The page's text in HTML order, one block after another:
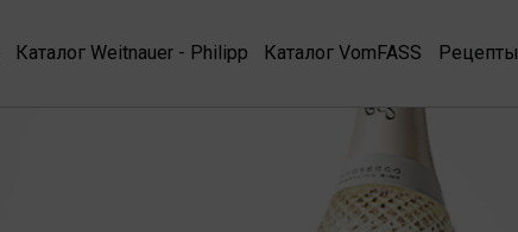
Каталог Weitnauer - Philipp Каталог VomFASS Рецепты